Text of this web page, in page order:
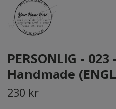
PERSONLIG -
Handmade
230 kr